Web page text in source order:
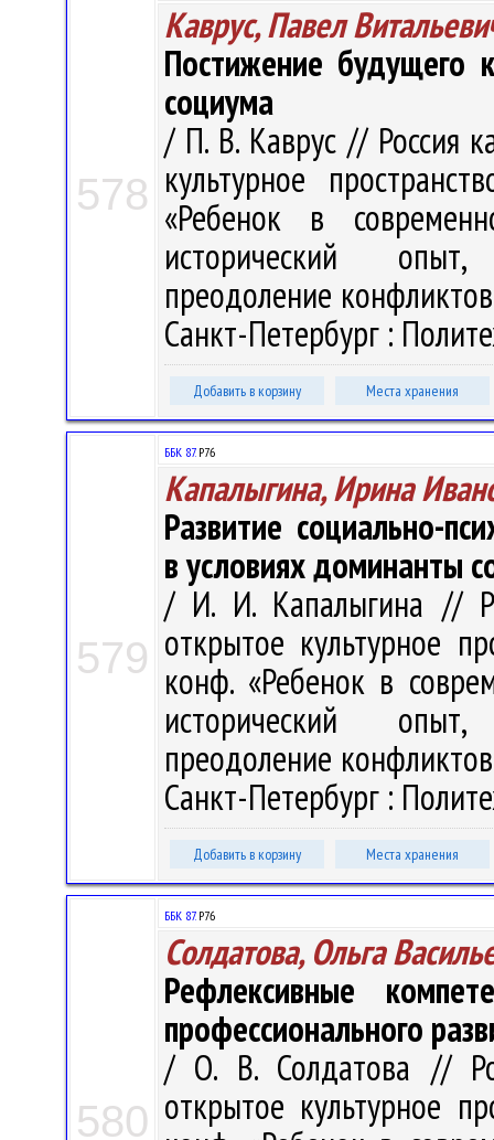
578
Каврус, Павел
Постижение будущего
социума
/ П. В. Каврус // Россия
культурное
«Ребенок в
исторический опыт,
преодоление
Санкт-Петербург :
Добавить в корзину Места хранения
579
ББК 87.Р76
Капалыгина, Ирина
Развитие социально-
в условиях доминанты
/ И. И. Капалыгина //
открытое культурное
конф. «Ребенок в
исторический опыт,
преодоление
Санкт-Петербург :
Добавить в корзину Места хранения
580
ББК 87.Р76
Солдатова, Ольга
Рефлексивные
профессионального
/ О. В. Солдатова //
открытое культурное